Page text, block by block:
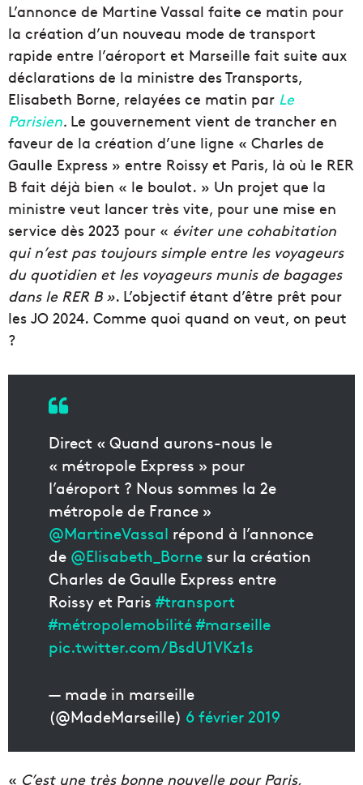
L’annonce de Martine Vassal faite ce matin pour
la création d’un nouveau mode de transport
rapide entre l’aéroport et Marseille fait suite aux
déclarations de la ministre des Transports,
Elisabeth Borne, relayées ce matin par Le
Parisien. Le gouvernement vient de trancher en
faveur de la création d’une ligne « Charles de
Gaulle Express » entre Roissy et Paris, là où le RER
B fait déjà bien « le boulot. » Un projet que la
ministre veut lancer très vite, pour une mise en
service dès 2023 pour « éviter une cohabitation
qui n’est pas toujours simple entre les voyageurs
du quotidien et les voyageurs munis de bagages
dans le RER B ». L’objectif étant d’être prêt pour
les JO 2024. Comme quoi quand on veut, on peut
?
Direct « Quand aurons-nous le
« métropole Express » pour
l’aéroport ? Nous sommes la 2e
métropole de France »
@MartineVassal répond à l’annonce
de @Elisabeth_Borne sur la création
Charles de Gaulle Express entre
Roissy et Paris#transport
#métropolemobilité#marseille
pic.twitter.com/BsdU1VKz1s
— made in marseille
(@MadeMarseille) 6 février 2019
« C’est une très bonne nouvelle pour Paris,